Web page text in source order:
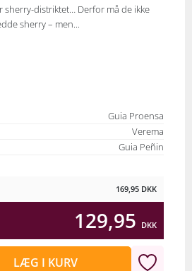
sherry-distriktet… Derfor må de ikke
sherry – men...
Guia Proensa
Verema
Guia Peñin
169,95 DKK
129,95 DKK
LÆG I KURV